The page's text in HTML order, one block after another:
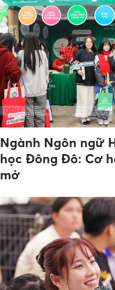
Ngành Ngôn ngữ
học Đông Đô: Cơ
mở